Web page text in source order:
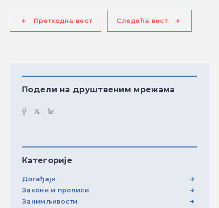
Претходна вест Следећа вест
Подели на друштвеним мрежама
Категорије
Догађаји
Закони и прописи
Занимљивости